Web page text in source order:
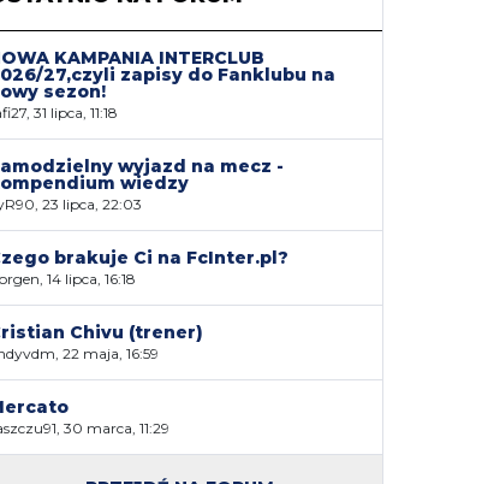
KAMPANIA INTERCLUB
27,czyli zapisy do Fanklubu na
sezon!
31 lipca, 11:18
wyjazd na mecz -
wiedzy
23 lipca, 22:03
brakuje Ci na FcInter.pl?
14 lipca, 16:18
Chivu (trener)
22 maja, 16:59
30 marca, 11:29